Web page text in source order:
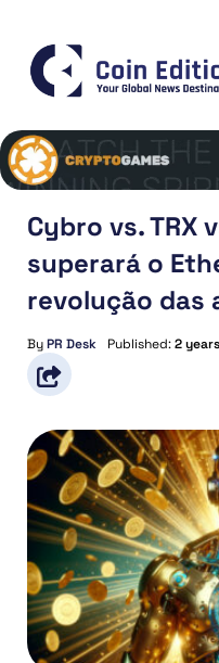
Cybro vs. TRX
superará o
revolução das
ByPR Desk Published:2